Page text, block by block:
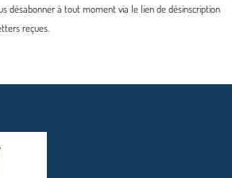
désabonner à tout moment via le lien de désinscription
reçues.